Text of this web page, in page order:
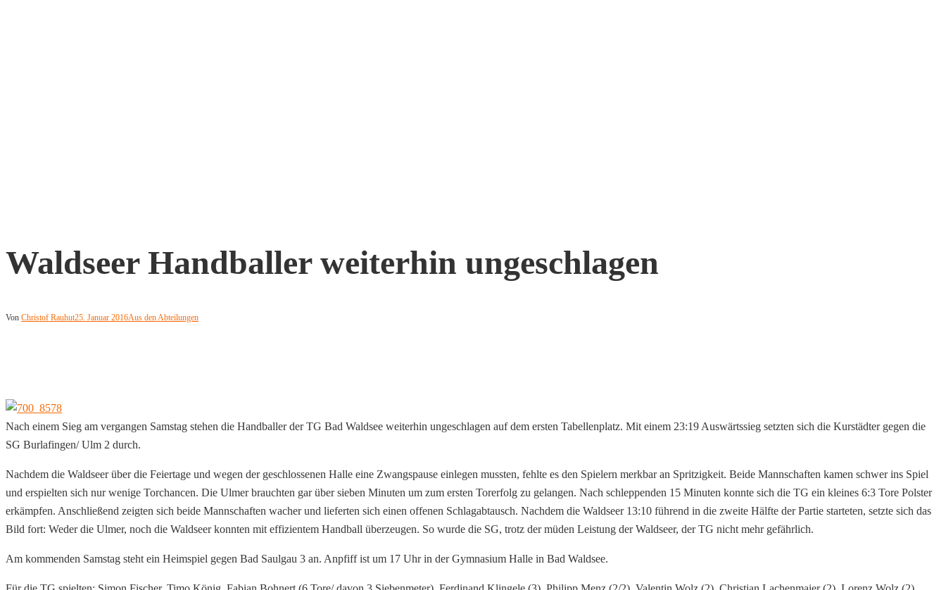
Waldseer Handballer weiterhin ungeschlagen
Von Christof Rauhut25. Januar 2016Aus den Abteilungen
Nach einem Sieg am vergangen Samstag stehen die Handballer der TG Bad Waldsee weiterhin ungeschlagen auf dem ersten Tabellenplatz. Mit einem 23:19 Auswärtssieg setzten sich die Kurstädter gegen die
SG Burlafingen/ Ulm 2 durch.
Nachdem die Waldseer über die Feiertage und wegen der geschlossenen Halle eine Zwangspause einlegen mussten, fehlte es den Spielern merkbar an Spritzigkeit. Beide Mannschaften kamen schwer ins Spiel
und erspielten sich nur wenige Torchancen. Die Ulmer brauchten gar über sieben Minuten um zum ersten Torerfolg zu gelangen. Nach schleppenden 15 Minuten konnte sich die TG ein kleines 6:3 Tore Polster
erkämpfen. Anschließend zeigten sich beide Mannschaften wacher und lieferten sich einen offenen Schlagabtausch. Nachdem die Waldseer 13:10 führend in die zweite Hälfte der Partie starteten, setzte sich das
Bild fort: Weder die Ulmer, noch die Waldseer konnten mit effizientem Handball überzeugen. So wurde die SG, trotz der müden Leistung der Waldseer, der TG nicht mehr gefährlich.
Am kommenden Samstag steht ein Heimspiel gegen Bad Saulgau 3 an. Anpfiff ist um 17 Uhr in der Gymnasium Halle in Bad Waldsee.